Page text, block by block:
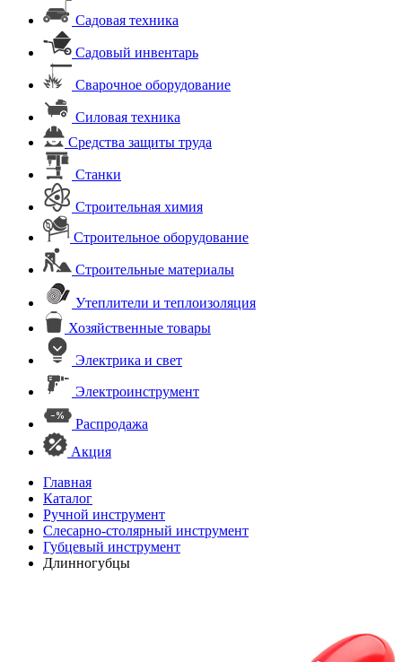
Садовая техника
Садовый инвентарь
Сварочное оборудование
Силовая техника
Средства защиты труда
Станки
Строительная химия
Строительное оборудование
Строительные материалы
Утеплители и теплоизоляция
Хозяйственные товары
Электрика и свет
Электроинструмент
Распродажа
Акция
Главная
Каталог
Ручной инструмент
Слесарно-столярный инструмент
Губцевый инструмент
Длинногубцы